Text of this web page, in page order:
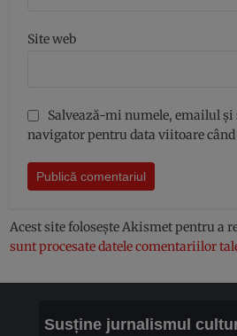
Site web
Salvează-mi numele, emailul
navigator pentru data viitoare când
Acest site folosește Akismet pentru a
sunt procesate datele comentariilor
Susține jurnalismul